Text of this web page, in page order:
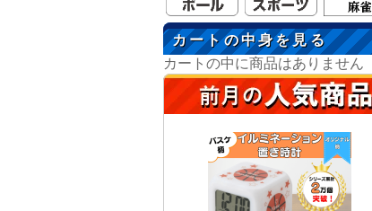
カートの中身を見る
カートの中に商品はありません